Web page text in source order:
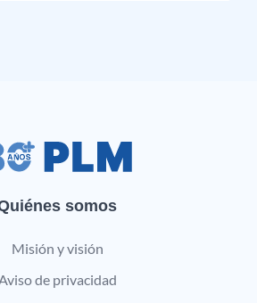
somos
Misión y visión
de privacidad